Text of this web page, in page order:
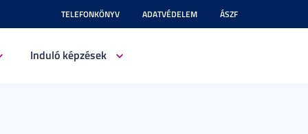
TELEFONKÖNYV ADATVÉDELEM ÁSZF
Induló képzések